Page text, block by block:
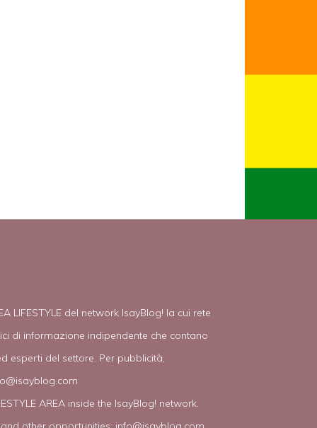
LIFESTYLE del network IsayBlog! la cui rete
di informazione indipendente che contano
esperti del settore. Per pubblicità,
AREA inside the IsayBlog! network.